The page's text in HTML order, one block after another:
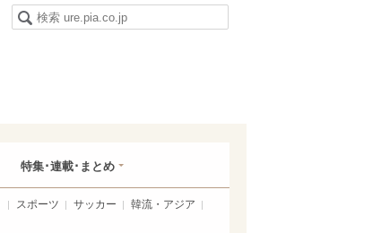
特集･連載･まとめ
スポーツ サッカー
韓流・アジア